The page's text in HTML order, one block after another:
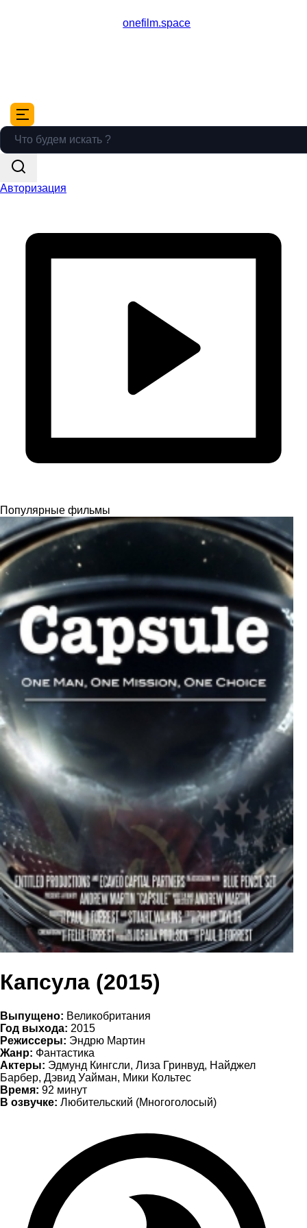
onefilm.space
Авторизация
Популярные фильмы
Капсула (2015)
Выпущено: Великобритания
Год выхода: 2015
Режиссеры: Эндрю Мартин
Жанр: Фантастика
Актеры: Эдмунд Кингсли, Лиза Гринвуд, Найджел
Барбер, Дэвид Уайман, Мики Кольтес
Время: 92 минут
В озвучке: Любительский (Многоголосый)